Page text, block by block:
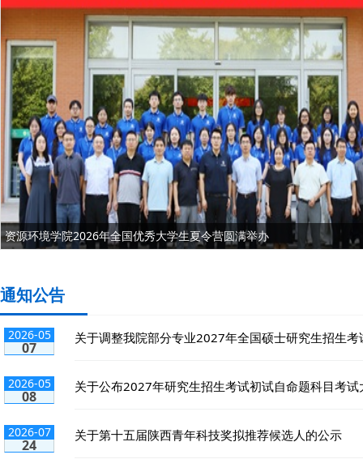
四秩重逢，石载初心｜资环学院土壤农化 86 届校友返校系列活动圆满
通知公告
2026-05
07
关于调整我院部分专业2027年全国硕士研究生招生考
2026-05
08
关于公布2027年研究生招生考试初试自命题科目考试
2026-07
24
关于第十五届陕西青年科技奖拟推荐候选人的公示